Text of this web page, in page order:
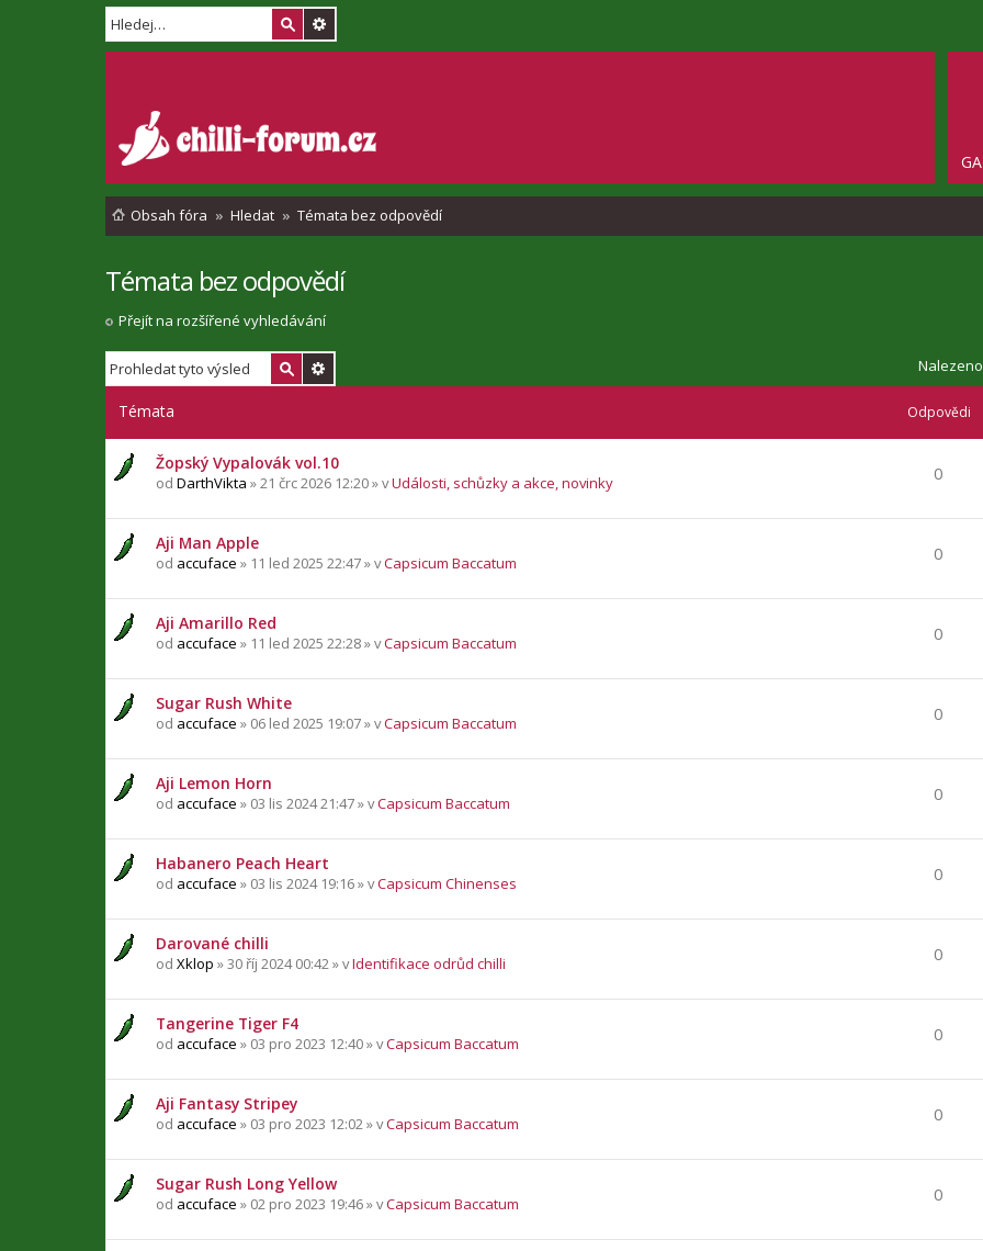
Obsah fóra Hledat Témata bez odpovědí
Témata bez odpovědí
Přejít na rozšířené vyhledávání
Témata Odpovědi
Žopský Vypalovák vol.10
od DarthVikta » 21 črc 2026 12:20 » vUdálosti, schůzky a akce, novinky 0
Aji Man Apple
od accuface » 11 led 2025 22:47 » vCapsicum Baccatum 0
Aji Amarillo Red
od accuface » 11 led 2025 22:28 » vCapsicum Baccatum 0
Sugar Rush White
od accuface » 06 led 2025 19:07 » vCapsicum Baccatum 0
Aji Lemon Horn
od accuface » 03 lis 2024 21:47 » vCapsicum Baccatum 0
Habanero Peach Heart
od accuface » 03 lis 2024 19:16 » vCapsicum Chinenses 0
Darované chilli
od Xklop » 30 říj 2024 00:42 » vIdentifikace odrůd chilli 0
Tangerine Tiger F4
od accuface » 03 pro 2023 12:40 » vCapsicum Baccatum 0
Aji Fantasy Stripey
od accuface » 03 pro 2023 12:02 » vCapsicum Baccatum 0
Sugar Rush Long Yellow
od accuface » 02 pro 2023 19:46 » vCapsicum Baccatum 0